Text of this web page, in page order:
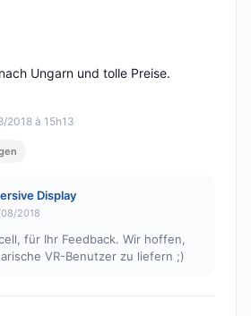
5
2018 à 15h13
Ungarn und tolle Preise.
Display
2018
für Ihr Feedback. Wir hoffen,
VR-Benutzer zu liefern ;)